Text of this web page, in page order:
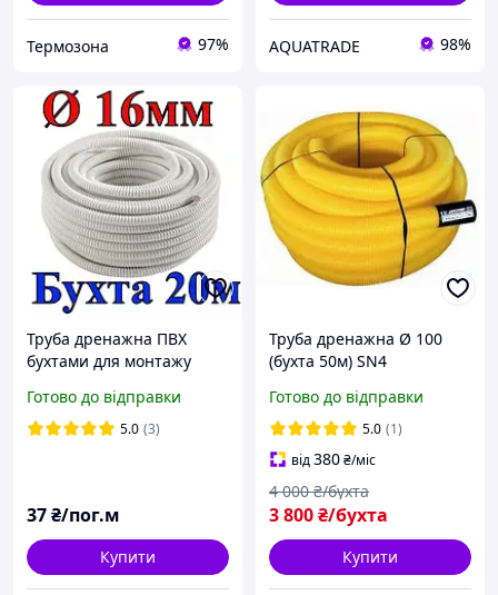
Термозона 97% AQUATRADE 98%
Труба дренажна ПВХ
бухтами для монтажу
шланги гнучкі труби
дренажні 16 мм
Готово до відправки
5.0 (3)
37₴/пог.м
Купити
Труба дренажна Ø 100
(бухта 50м) SN4
на 360°
Готово до відправки
5.0 (1)
від380₴/міс
3 800₴/бухта
4 000 ₴/бухта
Купити